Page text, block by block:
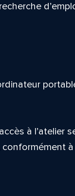
à l’atelier